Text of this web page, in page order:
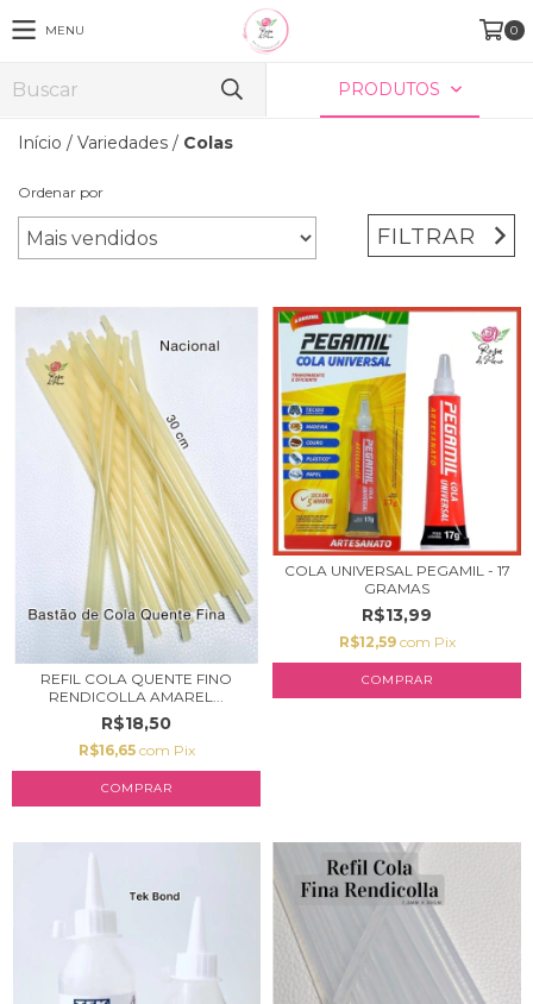
MENU 0
PRODUTOS
Início / Variedades / Colas
Ordenar por
FILTRAR
REFIL COLA QUENTE FINO
RENDICOLLA AMAREL...
R$18,50
R$16,65 com Pix
COMPRAR
COLA UNIVERSAL PEGAMIL - 17
GRAMAS
R$13,99
R$12,59 com Pix